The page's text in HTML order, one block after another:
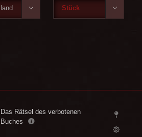
 
Das Rätsel des verbotenen
Buches